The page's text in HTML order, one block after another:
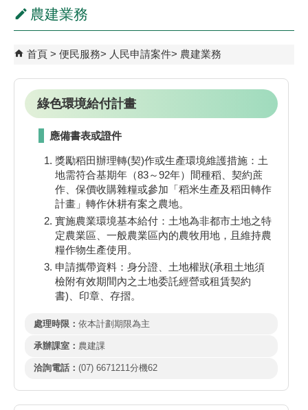
農建業務
首頁 便民服務 人民申請案件 農建業務
綠色環境給付計畫
應備書表或證件
獎勵稻田辦理轉(契)作或生產環境維護措施：土
地需符合基期年（83～92年）間種稻、契約蔗
作、保價收購雜糧或參加「稻米生產及稻田轉作
計畫」轉作休耕有案之農地。
實施農業環境基本給付：土地為非都市土地之特
定農業區、一般農業區內的農牧用地，且維持農
糧作物生產使用。
申請攜帶資料：身分證、土地權狀(承租土地須
檢附有效期間內之土地委託經營或租賃契約
書)、印章、存摺。
處理時限：依本計劃期限為主
承辦課室： 農建課
洽詢電話：(07) 6671211分機62